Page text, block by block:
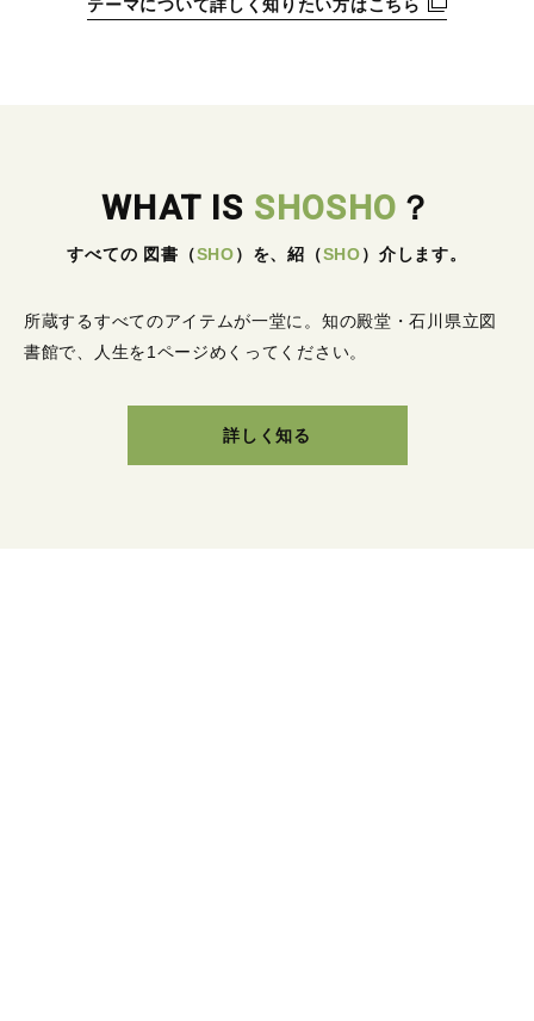
テーマについて詳しく知りたい方はこちら
WHAT IS SHOSHO ？
すべての 図書 （SHO） を、紹 （SHO） 介します。
所蔵するすべてのアイテムが一堂に。 知の殿堂・石川県立図
書館で、人生を1ページめくってください。
詳しく知る